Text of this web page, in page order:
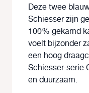
Deze twee
Schiesser zijn
100% gekamd
voelt bijzonder
een hoog
Schiesser-serie
en duurzaam.